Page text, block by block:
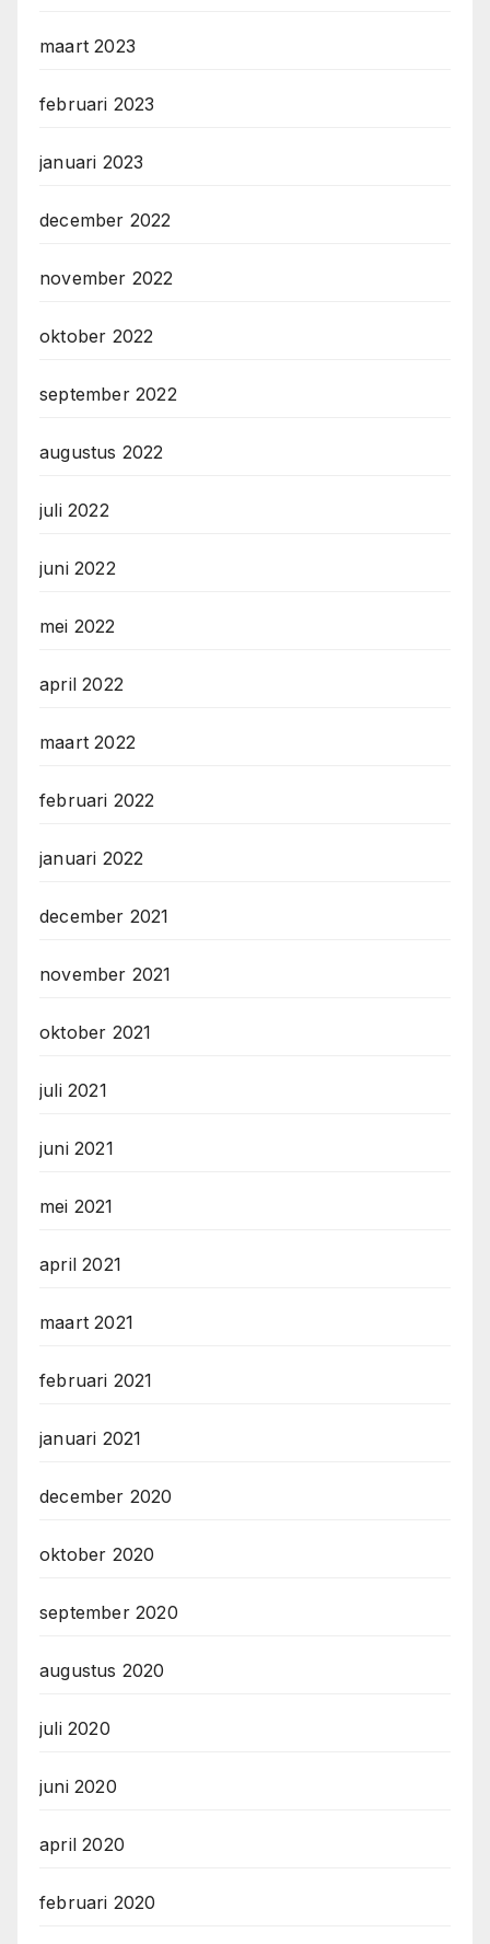
maart 2023
februari 2023
januari 2023
december 2022
november 2022
oktober 2022
september 2022
augustus 2022
juli 2022
juni 2022
mei 2022
april 2022
maart 2022
februari 2022
januari 2022
december 2021
november 2021
oktober 2021
juli 2021
juni 2021
mei 2021
april 2021
maart 2021
februari 2021
januari 2021
december 2020
oktober 2020
september 2020
augustus 2020
juli 2020
juni 2020
april 2020
februari 2020